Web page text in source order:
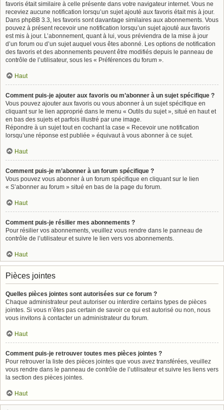
favoris était similaire à celle présente dans votre navigateur internet. Vous ne
receviez aucune notification lorsqu’un sujet ajouté aux favoris était mis à jour.
Dans phpBB 3.3, les favoris sont davantage similaires aux abonnements. Vous
pouvez à présent recevoir une notification lorsqu’un sujet ajouté aux favoris
est mis à jour. L’abonnement, quant à lui, vous préviendra de la mise à jour
d’un forum ou d’un sujet auquel vous êtes abonné. Les options de notification
des favoris et des abonnements peuvent être modifiés depuis le panneau de
contrôle de l’utilisateur, sous les « Préférences du forum ».
Haut
Comment puis-je ajouter aux favoris ou m’abonner à un sujet spécifique ?
Vous pouvez ajouter aux favoris ou vous abonner à un sujet spécifique en
cliquant sur le lien approprié dans le menu « Outils du sujet », situé en haut et
en bas des sujets et parfois illustré par une image.
Répondre à un sujet tout en cochant la case « Recevoir une notification
lorsqu’une réponse est publiée » équivaut à vous abonner à ce sujet.
Haut
Comment puis-je m’abonner à un forum spécifique ?
Vous pouvez vous abonner à un forum spécifique en cliquant sur le lien
« S’abonner au forum » situé en bas de la page du forum.
Haut
Comment puis-je résilier mes abonnements ?
Pour résilier vos abonnements, veuillez vous rendre dans le panneau de
contrôle de l’utilisateur et suivre le lien vers vos abonnements.
Haut
Pièces jointes
Quelles pièces jointes sont autorisées sur ce forum ?
Chaque administrateur peut autoriser ou interdire certains types de pièces
jointes. Si vous n’êtes pas certain de savoir ce qui est autorisé ou non, nous
vous invitons à contacter un administrateur du forum.
Haut
Comment puis-je retrouver toutes mes pièces jointes ?
Pour retrouver la liste des pièces jointes que vous avez transférées, veuillez
vous rendre dans le panneau de contrôle de l’utilisateur et suivre les liens vers
la section des pièces jointes.
Haut